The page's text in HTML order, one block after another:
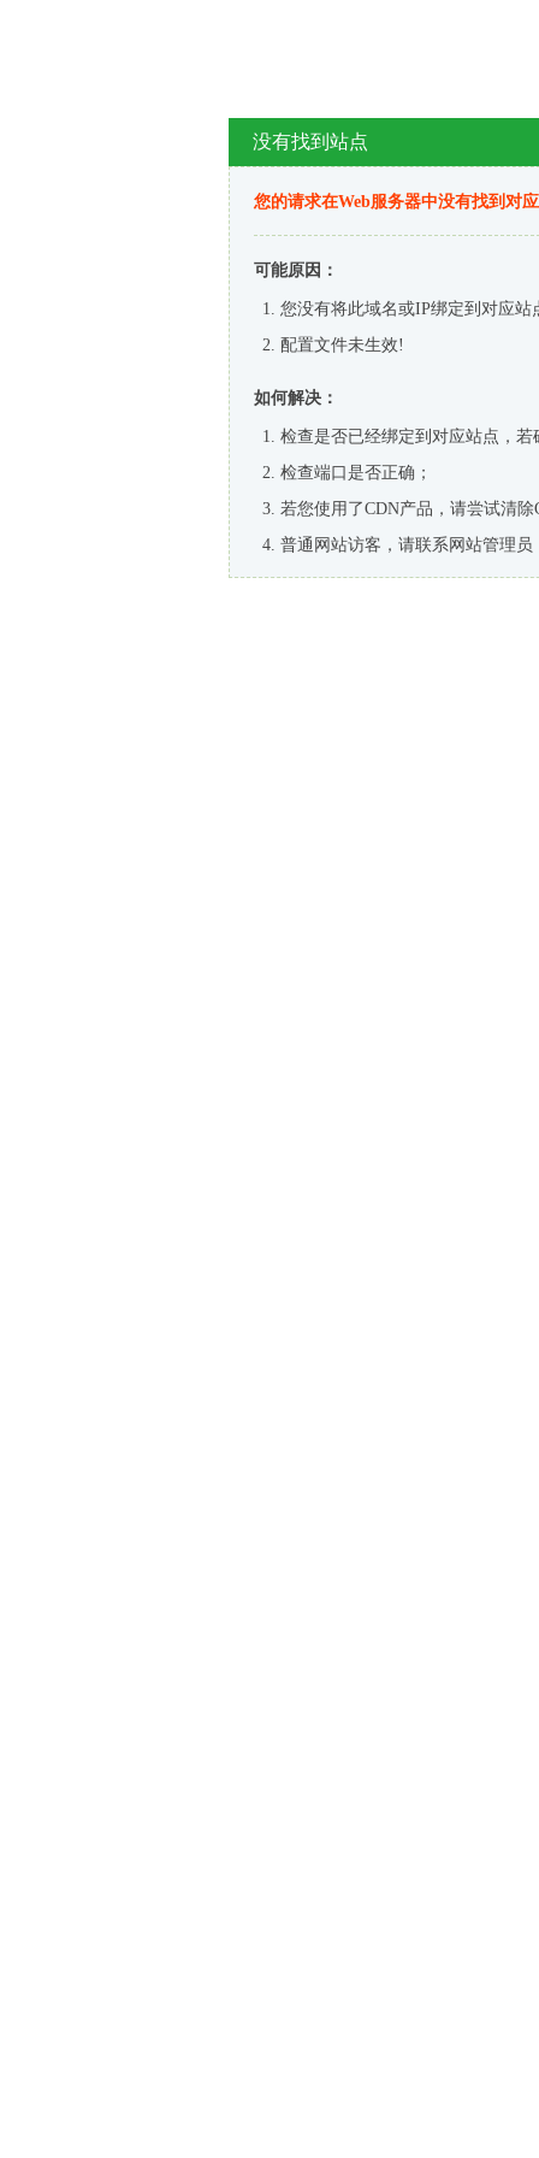
没有找到站点
您的请求在Web服务器中没有找到对
可能原因：
您没有将此域名或IP绑定到对应站
配置文件未生效!
如何解决：
检查是否已经绑定到对应站点，
检查端口是否正确；
若您使用了CDN产品，请尝试清除
普通网站访客，请联系网站管理员